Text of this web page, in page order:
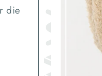
die